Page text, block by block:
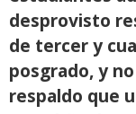
desprovisto
de tercer y
posgrado, y
respaldo que